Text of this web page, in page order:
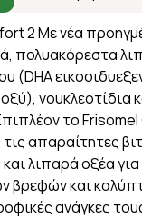
2 Με νέα
πολυακόρεστα
(DHA
νουκλεοτίδια
το
απαραίτητες
και λιπαρά οξέα για
βρεφών και
ανάγκες